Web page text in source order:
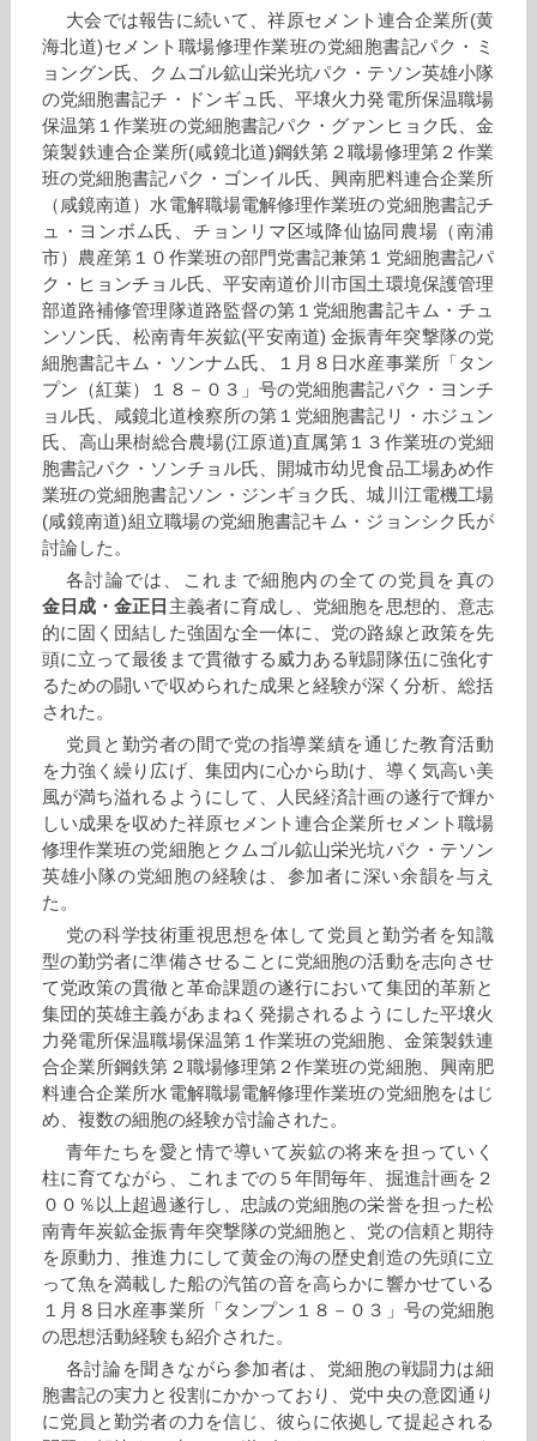
大会では報告に続いて、祥原セメント連合企業所(黄
海北道)セメント職場修理作業班の党細胞書記パク・ミ
ョングン氏、クムゴル鉱山栄光坑パク・テソン英雄小隊
の党細胞書記チ・ドンギュ氏、平壌火力発電所保温職場
保温第１作業班の党細胞書記パク・グァンヒョク氏、金
策製鉄連合企業所(咸鏡北道)鋼鉄第２職場修理第２作業
班の党細胞書記パク・ゴンイル氏、興南肥料連合企業所
（咸鏡南道）水電解職場電解修理作業班の党細胞書記チ
ュ・ヨンボム氏、チョンリマ区域降仙協同農場（南浦
市）農産第１０作業班の部門党書記兼第１党細胞書記パ
ク・ヒョンチョル氏、平安南道价川市国土環境保護管理
部道路補修管理隊道路監督の第１党細胞書記キム・チュ
ンソン氏、松南青年炭鉱(平安南道) 金振青年突撃隊の党
細胞書記キム・ソンナム氏、１月８日水産事業所「タン
プン（紅葉）１８－０３」号の党細胞書記パク・ヨンチ
ョル氏、咸鏡北道検察所の第１党細胞書記リ・ホジュン
氏、高山果樹総合農場(江原道)直属第１３作業班の党細
胞書記パク・ソンチョル氏、開城市幼児食品工場あめ作
業班の党細胞書記ソン・ジンギョク氏、城川江電機工場
(咸鏡南道)組立職場の党細胞書記キム・ジョンシク氏が
討論した。
各討論では、これまで細胞内の全ての党員を真の
金日成 ・金正日 主義者に育成し、党細胞を思想的、意志
的に固く団結した強固な全一体に、党の路線と政策を先
頭に立って最後まで貫徹する威力ある戦闘隊伍に強化す
るための闘いで収められた成果と経験が深く分析、総括
された。
党員と勤労者の間で党の指導業績を通じた教育活動
を力強く繰り広げ、集団内に心から助け、導く気高い美
風が満ち溢れるようにして、人民経済計画の遂行で輝か
しい成果を収めた祥原セメント連合企業所セメント職場
修理作業班の党細胞とクムゴル鉱山栄光坑パク・テソン
英雄小隊の党細胞の経験は、参加者に深い余韻を与え
た。
党の科学技術重視思想を体して党員と勤労者を知識
型の勤労者に準備させることに党細胞の活動を志向させ
て党政策の貫徹と革命課題の遂行において集団的革新と
集団的英雄主義があまねく発揚されるようにした平壌火
力発電所保温職場保温第１作業班の党細胞、金策製鉄連
合企業所鋼鉄第２職場修理第２作業班の党細胞、興南肥
料連合企業所水電解職場電解修理作業班の党細胞をはじ
め、複数の細胞の経験が討論された。
青年たちを愛と情で導いて炭鉱の将来を担っていく
柱に育てながら、これまでの５年間毎年、掘進計画を２
００％以上超過遂行し、忠誠の党細胞の栄誉を担った松
南青年炭鉱金振青年突撃隊の党細胞と、党の信頼と期待
を原動力、推進力にして黄金の海の歴史創造の先頭に立
って魚を満載した船の汽笛の音を高らかに響かせている
１月８日水産事業所「タンプン１８－０３」号の党細胞
の思想活動経験も紹介された。
各討論を聞きながら参加者は、党細胞の戦闘力は細
胞書記の実力と役割にかかっており、党中央の意図通り
に党員と勤労者の力を信じ、彼らに依拠して提起される